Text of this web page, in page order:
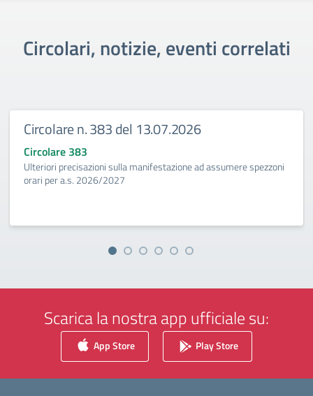
Circolari, notizie, eventi correlati
Circolare n. 383 del 13.07.2026
Circolare 383
Ulteriori precisazioni sulla manifestazione ad assumere spezzoni
orari per a.s. 2026/2027
Scarica la nostra app ufficiale su:
App Store Play Store